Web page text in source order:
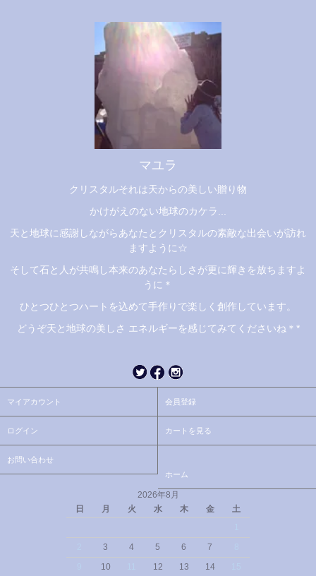
マユラ
クリスタルそれは天からの美しい贈り物
かけがえのない地球のカケラ...
天と地球に感謝しながらあなたとクリスタルの素敵な出会いが訪れ
ますように☆
そして石と人が共鳴し本来のあなたらしさが更に輝きを放ちますよ
うに＊
ひとつひとつハートを込めて手作りで楽しく創作しています。
どうぞ天と地球の美しさ エネルギーを感じてみてくださいね＊*
マイアカウント 会員登録
ログイン カートを見る
お問い合わせ
ホーム
2026年8月
日
月 火 水 木 金
土
3 4 5 6 7
10 12 13 14